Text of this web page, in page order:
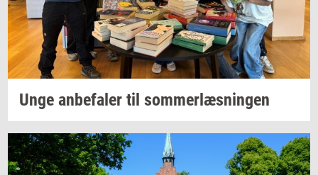
Unge an­be­fa­ler til som­mer­læs­nin­gen